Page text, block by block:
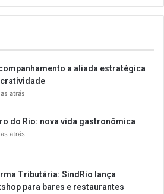
a aliada estratégica
atrás
do Rio: nova vida gastronômica
atrás
Tributária: SindRio lança
para bares e restaurantes